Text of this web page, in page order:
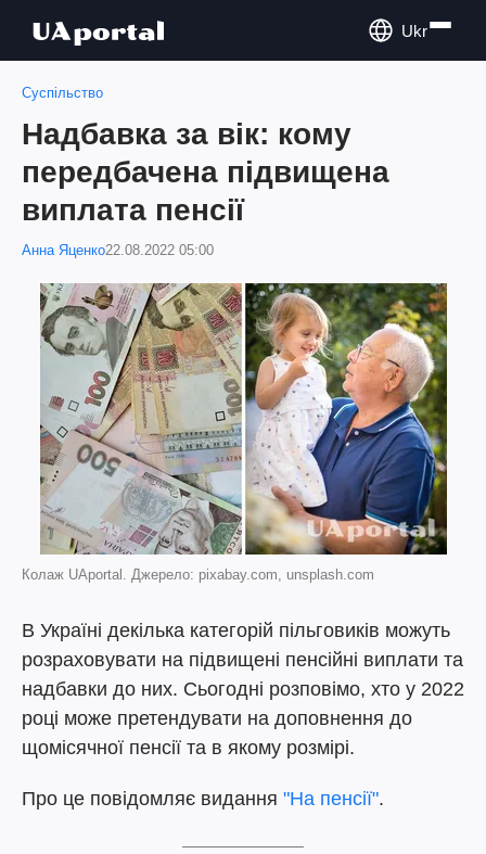
Ukr
Суспільство
Надбавка за вік: кому
передбачена підвищена
виплата пенсії
Анна Яценко22.08.2022 05:00
Колаж UAportal. Джерело: pixabay.com, unsplash.com
В Україні декілька категорій пільговиків можуть
розраховувати на підвищені пенсійні виплати та
надбавки до них. Сьогодні розповімо, хто у 2022
році може претендувати на доповнення до
щомісячної пенсії та в якому розмірі.
Про це повідомляє видання "На пенсії".